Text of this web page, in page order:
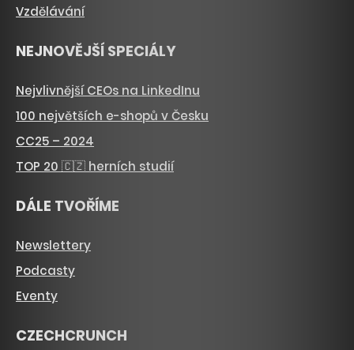
Vzdělávání
NEJNOVĚJŠÍ SPECIÁLY
Nejvlivnější CEOs na LinkedInu
100 největších e-shopů v Česku
CC25 – 2024
TOP 20 🇨🇿 herních studií
DÁLE TVOŘÍME
Newslettery
Podcasty
Eventy
CZECHCRUNCH